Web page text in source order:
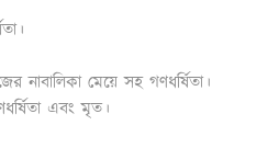
নাবালিকা মেয়ে সহ গণধর্ষিতা।
এবং মৃত।